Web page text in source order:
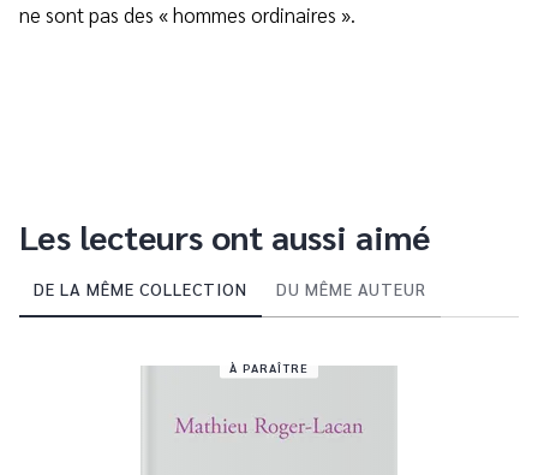
ne sont pas des « hommes ordinaires ».
Les lecteurs ont aussi aimé
DE LA MÊME COLLECTION DU MÊME AUTEUR
À PARAÎTRE